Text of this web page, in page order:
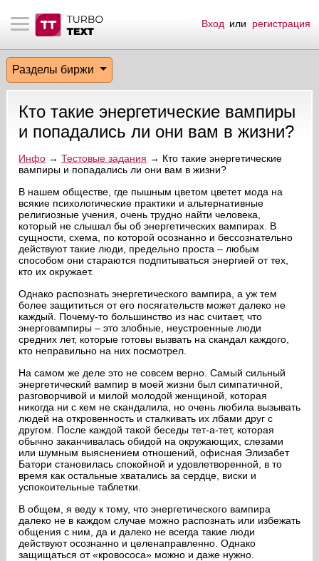
материалы
биржи
эфир
на сайте
пользователей
сообщения
по форуму
Вход или регистрация
Разделы биржи
Кто такие энергетические вампиры
и попадались ли они вам в жизни?
Инфо→ Тестовые задания → Кто такие энергетические
вампиры и попадались ли они вам в жизни?
В нашем обществе, где пышным цветом цветет мода на
всякие психологические практики и альтернативные
религиозные учения, очень трудно найти человека,
который не слышал бы об энергетических вампирах. В
сущности, схема, по которой осознанно и бессознательно
действуют такие люди, предельно проста – любым
способом они стараются подпитываться энергией от тех,
кто их окружает.
Однако распознать энергетического вампира, а уж тем
более защититься от его посягательств может далеко не
каждый. Почему-то большинство из нас считает, что
энерговампиры – это злобные, неустроенные люди
средних лет, которые готовы вызвать на скандал каждого,
кто неправильно на них посмотрел.
На самом же деле это не совсем верно. Самый сильный
энергетический вампир в моей жизни был симпатичной,
разговорчивой и милой молодой женщиной, которая
никогда ни с кем не скандалила, но очень любила вызывать
людей на откровенность и сталкивать их лбами друг с
другом. После каждой такой беседы тет-а-тет, которая
обычно заканчивалась обидой на окружающих, слезами
или шумным выяснением отношений, офисная Элизабет
Батори становилась спокойной и удовлетворенной, в то
время как остальные хватались за сердце, виски и
успокоительные таблетки.
В общем, я веду к тому, что энергетического вампира
далеко не в каждом случае можно распознать или избежать
общения с ним, да и далеко не всегда такие люди
действуют осознанно и целенаправленно. Однако
защищаться от «кровососа» можно и даже нужно.